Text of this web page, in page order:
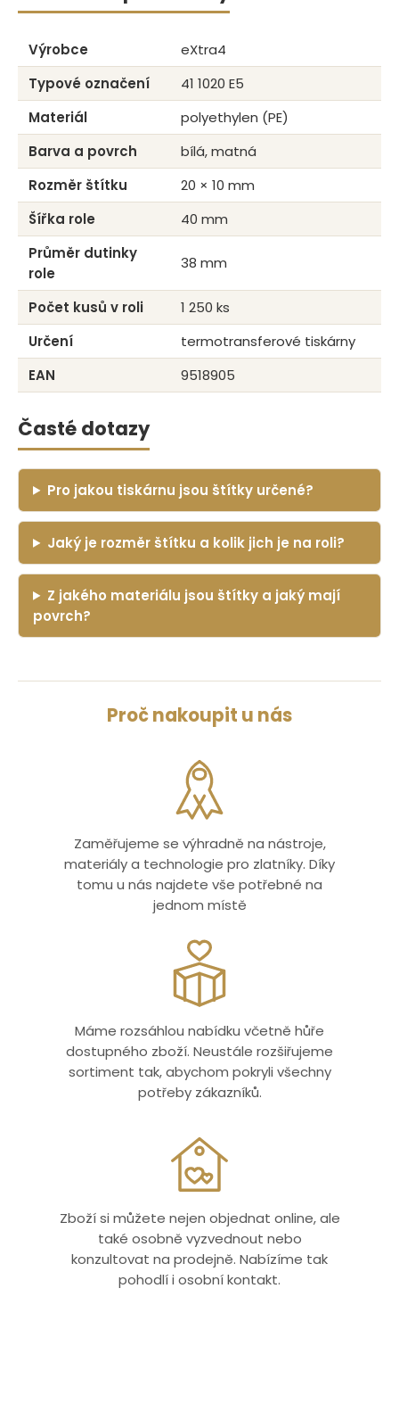
Výrobce
eXtra4
Typové označení
41 1020 E5
Materiál
polyethylen (PE)
Barva a povrch
bílá, matná
Rozměr štítku
20 × 10 mm
Šířka role
40 mm
Průměr dutinky
role
38 mm
Počet kusů v roli
1 250 ks
Určení
termotransferové tiskárny
EAN
9518905
Časté dotazy
Pro jakou tiskárnu jsou štítky určené?
Jaký je rozměr štítku a kolik jich je na roli?
Z jakého materiálu jsou štítky a jaký mají
povrch?
Proč nakoupit u nás
Zaměřujeme se výhradně na nástroje,
materiály a technologie pro zlatníky. Díky
tomu u nás najdete vše potřebné na
jednom místě
Máme rozsáhlou nabídku včetně hůře
dostupného zboží. Neustále rozšiřujeme
sortiment tak, abychom pokryli všechny
potřeby zákazníků.
Zboží si můžete nejen objednat online, ale
také osobně vyzvednout nebo
konzultovat na prodejně. Nabízíme tak
pohodlí i osobní kontakt.